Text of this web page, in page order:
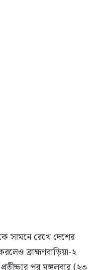
সামনে রেখে দেশের
ব্রাহ্মণবাড়িয়া-২
পর মঙ্গলবার (২৩